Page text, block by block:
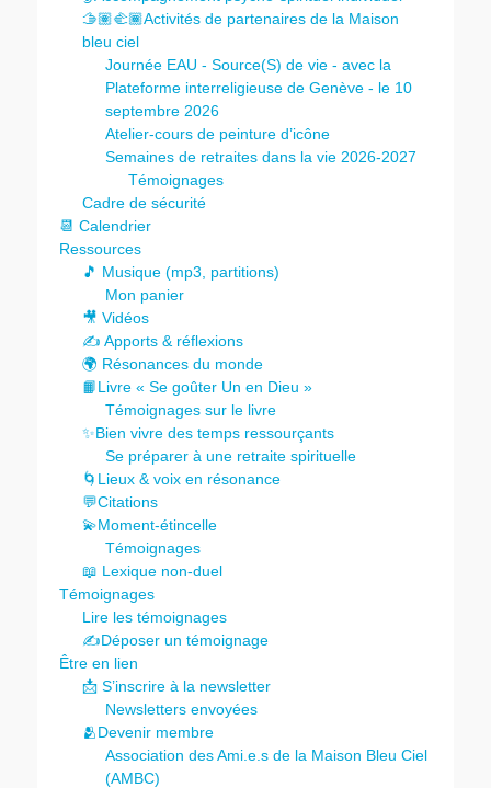
🫱🏽‍🫲🏾Activités de partenaires de la Maison
bleu ciel
Journée EAU - Source(S) de vie - avec la
Plateforme interreligieuse de Genève - le 10
septembre 2026
Atelier-cours de peinture d’icône
Semaines de retraites dans la vie 2026-2027
Témoignages
Cadre de sécurité
📆 Calendrier
Ressources
🎵 Musique (mp3, partitions)
Mon panier
🎥 Vidéos
✍️ Apports & réflexions
🌍 Résonances du monde
📙Livre « Se goûter Un en Dieu »
Témoignages sur le livre
✨Bien vivre des temps ressourçants
Se préparer à une retraite spirituelle
🌀Lieux & voix en résonance
💬Citations
💫Moment-étincelle
Témoignages
📖 Lexique non-duel
Témoignages
Lire les témoignages
✍️Déposer un témoignage
Être en lien
📩 S’inscrire à la newsletter
Newsletters envoyées
🫂Devenir membre
Association des Ami.e.s de la Maison Bleu Ciel
(AMBC)